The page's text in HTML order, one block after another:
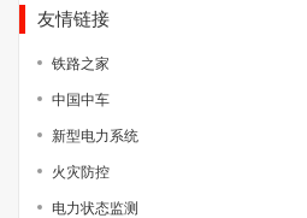
友情链接
铁路之家
中国中车
新型电力系统
火灾防控
电力状态监测